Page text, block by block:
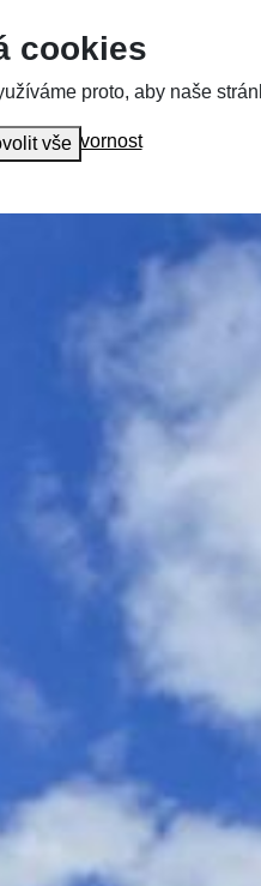
Hotel Svornost
cookies
proto, aby naše
vše